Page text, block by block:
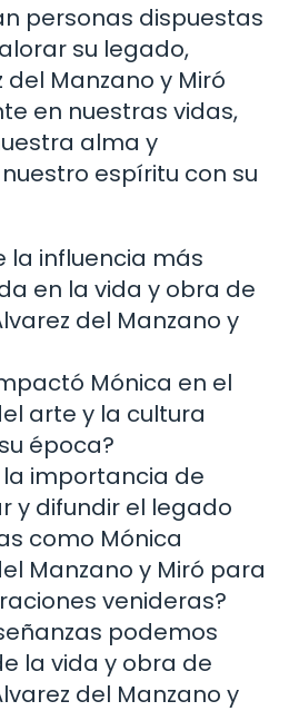
personas dispuestas
su legado,
del Manzano y Miró
en nuestras vidas,
alma y
espíritu con su
la influencia más
en la vida y obra de
del Manzano y
Mónica en el
arte y la cultura
época?
la importancia de
y difundir el legado
como Mónica
Manzano y Miró para
venideras?
podemos
la vida y obra de
del Manzano y